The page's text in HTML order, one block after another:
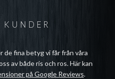
de fina betyg vi får från våra
av både ris och ros. Här kan
på Google Reviews.